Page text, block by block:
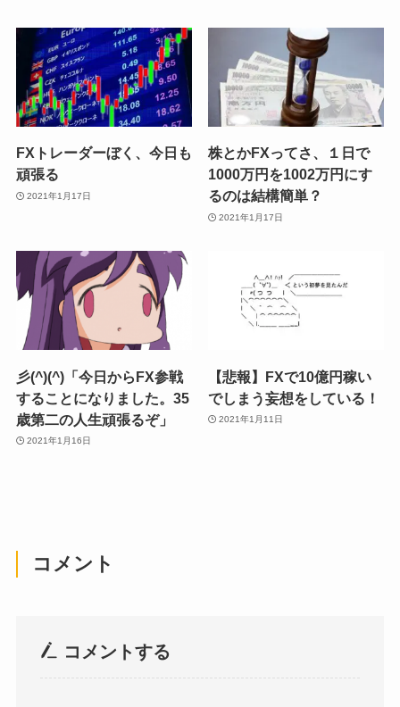
FXトレーダーぼく、今日も
頑張る
2021年1月17日
株とかFXってさ、１日で
1000万円を1002万円にす
るのは結構簡単？
2021年1月17日
彡(^)(^)「今日からFX参戦
することになりました。35
歳第二の人生頑張るぞ」
2021年1月16日
【悲報】FXで10億円稼い
でしまう妄想をしている！
2021年1月11日
コメント
コメントする